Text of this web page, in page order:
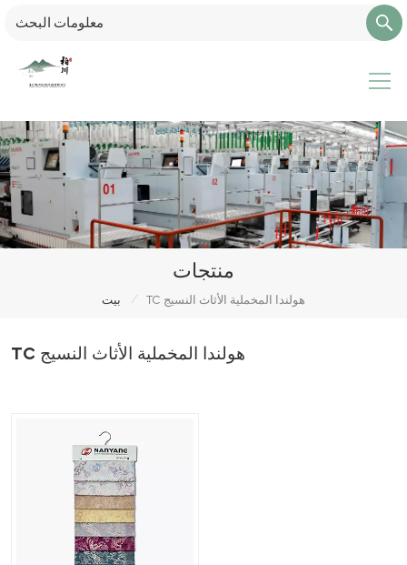
منتجات
بيت / TC هولندا المخملية الأثاث النسيج
TC هولندا المخملية الأثاث النسيج